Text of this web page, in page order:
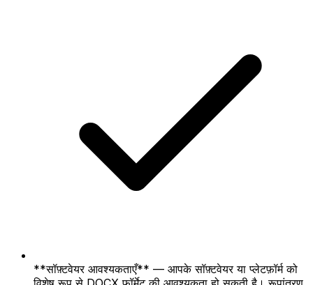
**सॉफ़्टवेयर आवश्यकताएँ** — आपके सॉफ़्टवेयर या प्लेटफ़ॉर्म को